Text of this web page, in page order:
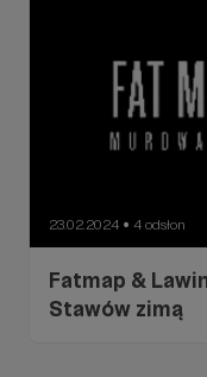
23.02.2024 ● 4 odsłon
Fatmap &
Stawów zimą